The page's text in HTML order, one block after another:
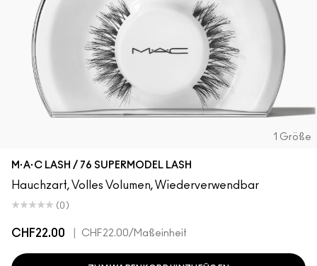
1 Größe
M·A·C LASH / 76 SUPERMODEL LASH
Hauchzart, Volles Volumen, Wiederverwendbar
(0)
CHF22.00 CHF22.00/Maßeinheit